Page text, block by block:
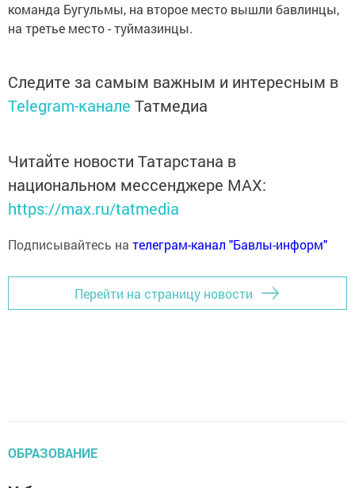
команда Бугульмы, на второе место вышли бавлинцы,
на третье место - туймазинцы.
Следите за самым важным и интересным в
Telegram-канале Татмедиа
Читайте новости Татарстана в
национальном мессенджере MАХ:
https://max.ru/tatmedia
Подписывайтесь на телеграм-канал "Бавлы-информ"
Перейти на страницу новости
ОБРАЗОВАНИЕ